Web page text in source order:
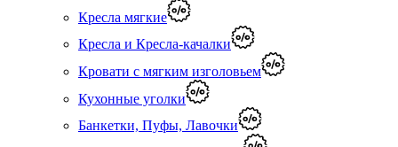
Кресла мягкие
Кресла и Кресла-качалки
Кровати с мягким изголовьем
Кухонные уголки
Банкетки, Пуфы, Лавочки